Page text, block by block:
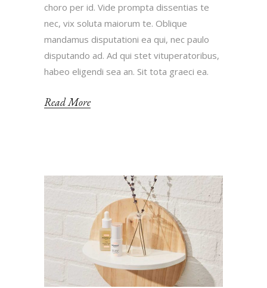
choro per id. Vide prompta dissentias te
nec, vix soluta maiorum te. Oblique
mandamus disputationi ea qui, nec paulo
disputando ad. Ad qui stet vituperatoribus,
habeo eligendi sea an. Sit tota graeci ea.
Read More